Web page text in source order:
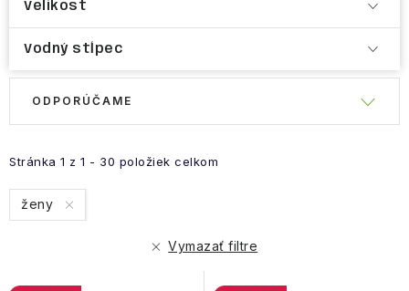
Velikost
Vodný stĺpec
p
i
s
Stránka 1 z 1 - 30 položiek celkom
e
n
i
ODPORÚČAME
ženy
Vymazať filtre